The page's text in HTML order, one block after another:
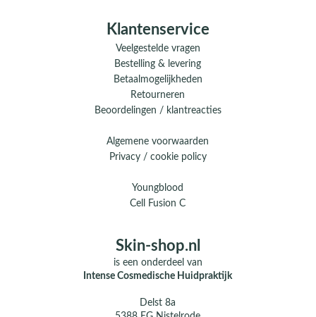
Klantenservice
Veelgestelde vragen
Bestelling & levering
Betaalmogelijkheden
Retourneren
Beoordelingen / klantreacties
Algemene voorwaarden
Privacy / cookie policy
Youngblood
Cell Fusion C
Skin-shop.nl
is een onderdeel van
Intense Cosmedische Huidpraktijk
Delst 8a